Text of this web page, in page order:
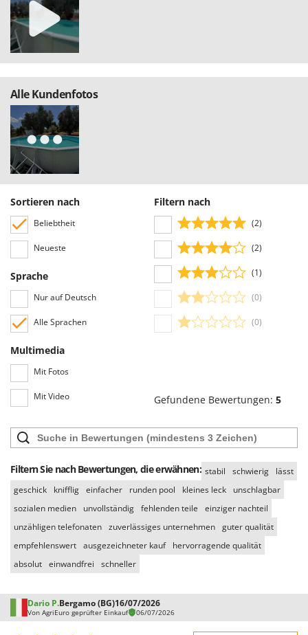
Tornado
Tre Spade
Trev - Abrek - TecnoVIR
Troy-Bilt
U
Udor
Unger
V
W
Waldner
Weber
Wolf Garten
Wortex
Worx
Y Yard Force
Z
Zanon
Zephir
Zomax
Alle Kundenfotos
Sortieren nach
Beliebtheit
Neueste
Sprache
Nur auf Deutsch
Alle Sprachen
Multimedia
Mit Fotos
Mit Video
Filtern nach
(2)
(2)
(1)
(0)
(0)
Gefundene Bewertungen: 5
Filtern Sie nach Bewertungen, die erwähnen: stabil schwierig
lässt
geschick
knifflig einfacher runden pool kleines leck
unschlagbar
sozialen medien
unvollständig fehlenden teile
einziger nachteil
unzähligen telefonaten zuverlässiges unternehmen guter qualität
empfehlenswert ausgezeichneter kauf
hervorragende qualität
absolut einwandfrei schneller
Dario P.Bergamo (BG)16/07/2026
Von AgriEuro geprüfter Einkauf 06/07/2026